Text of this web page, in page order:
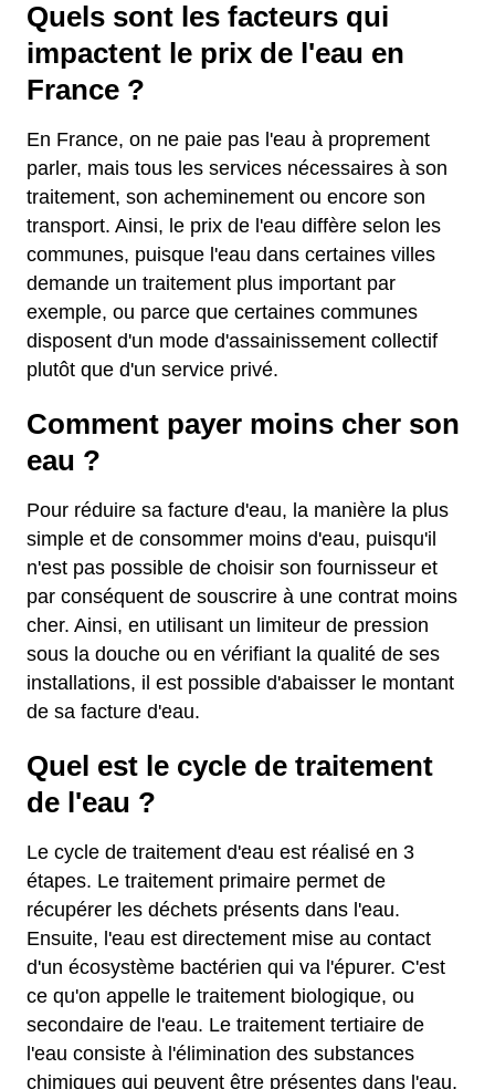
Quels sont les facteurs qui
impactent le prix de l'eau en
France ?
En France, on ne paie pas l'eau à proprement
parler, mais tous les services nécessaires à son
traitement, son acheminement ou encore son
transport. Ainsi, le prix de l'eau diffère selon les
communes, puisque l'eau dans certaines villes
demande un traitement plus important par
exemple, ou parce que certaines communes
disposent d'un mode d'assainissement collectif
plutôt que d'un service privé.
Comment payer moins cher son
eau ?
Pour réduire sa facture d'eau, la manière la plus
simple et de consommer moins d'eau, puisqu'il
n'est pas possible de choisir son fournisseur et
par conséquent de souscrire à une contrat moins
cher. Ainsi, en utilisant un limiteur de pression
sous la douche ou en vérifiant la qualité de ses
installations, il est possible d'abaisser le montant
de sa facture d'eau.
Quel est le cycle de traitement
de l'eau ?
Le cycle de traitement d'eau est réalisé en 3
étapes. Le traitement primaire permet de
récupérer les déchets présents dans l'eau.
Ensuite, l'eau est directement mise au contact
d'un écosystème bactérien qui va l'épurer. C'est
ce qu'on appelle le traitement biologique, ou
secondaire de l'eau. Le traitement tertiaire de
l'eau consiste à l'élimination des substances
chimiques qui peuvent être présentes dans l'eau,